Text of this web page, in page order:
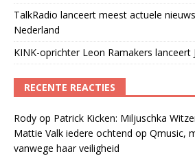
TalkRadio lanceert meest actuele
Nederland
KINK-oprichter Leon Ramakers lanceert
RECENTE REACTIES
Rody op Patrick Kicken: Miljuschka
Mattie Valk iedere ochtend op Qmusic,
vanwege haar veiligheid